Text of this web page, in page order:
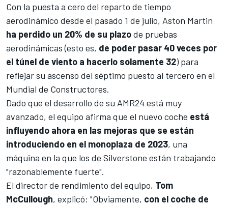
Con la puesta a cero del reparto de tiempo
aerodinámico desde el pasado 1 de julio, Aston Martin
ha perdido un 20% de su plazode pruebas
aerodinámicas (esto es, de poder pasar 40 veces por
el túnel de viento a hacerlo solamente 32) para
reflejar su ascenso del séptimo puesto al tercero en el
Mundial de Constructores.
Dado que el desarrollo de su AMR24 está muy
avanzado, el equipo afirma que el nuevo coche está
influyendo ahora en las mejoras que se están
introduciendo en el monoplaza de 2023, una
máquina en la que los de Silverstone están trabajando
"razonablemente fuerte".
El director de rendimiento del equipo, Tom
McCullough, explicó: "Obviamente, con el coche de